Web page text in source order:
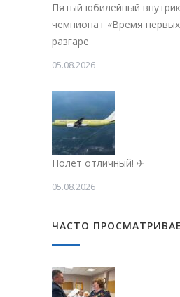
Пятый юбилейный
чемпионат «Время
разгаре
05.08.2026
Полёт отличный! ✈
05.08.2026
ЧАСТО